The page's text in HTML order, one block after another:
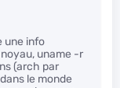
une info
uname -r
(arch par
le monde